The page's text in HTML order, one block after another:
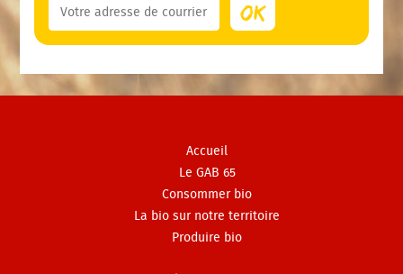
Accueil
Le GAB 65
Consommer bio
La bio sur notre territoire
Produire bio